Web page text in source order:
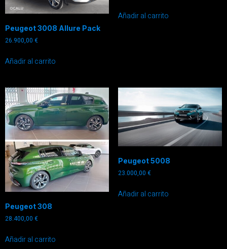
Peugeot 3008 Allure Pack
26.900,00 €
Añadir al carrito
Añadir al carrito
Peugeot 308
28.400,00 €
Añadir al carrito
Peugeot 5008
23.000,00 €
Añadir al carrito